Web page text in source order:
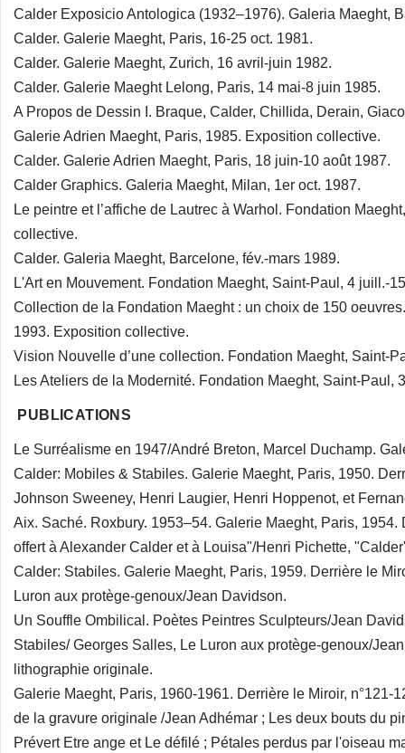
Calder Exposicio Antologica (1932–1976). Galeria Maeght,
Calder. Galerie Maeght, Paris, 16-25 oct. 1981.
Calder. Galerie Maeght, Zurich, 16 avril-juin 1982.
Calder. Galerie Maeght Lelong, Paris, 14 mai-8 juin 1985.
A Propos de Dessin I. Braque, Calder, Chillida, Derain,
Galerie Adrien Maeght, Paris, 1985. Exposition collective.
Calder. Galerie Adrien Maeght, Paris, 18 juin-10 août 1987.
Calder Graphics. Galeria Maeght, Milan, 1er oct. 1987.
Le peintre et l’affiche de Lautrec à Warhol. Fondation
collective.
Calder. Galeria Maeght, Barcelone, fév.-mars 1989.
L'Art en Mouvement. Fondation Maeght, Saint-Paul, 4 juill.-
Collection de la Fondation Maeght : un choix de 150
1993. Exposition collective.
Vision Nouvelle d’une collection. Fondation Maeght, Saint-
Les Ateliers de la Modernité. Fondation Maeght, Saint-Paul,
PUBLICATIONS
Le Surréalisme en 1947/André Breton, Marcel Duchamp.
Calder: Mobiles & Stabiles. Galerie Maeght, Paris, 1950.
Johnson Sweeney, Henri Laugier, Henri Hoppenot, et
Aix. Saché. Roxbury. 1953–54. Galerie Maeght, Paris,
offert à Alexander Calder et à Louisa"/Henri Pichette,
Calder: Stabiles. Galerie Maeght, Paris, 1959. Derrière le
Luron aux protège-genoux/Jean Davidson.
Un Souffle Ombilical. Poètes Peintres Sculpteurs/Jean
Stabiles/ Georges Salles, Le Luron aux protège-genoux/
lithographie originale.
Galerie Maeght, Paris, 1960-1961. Derrière le Miroir, n°121-
de la gravure originale /Jean Adhémar ; Les deux bouts du
Prévert Etre ange et Le défilé ; Pétales perdus par l'oiseau